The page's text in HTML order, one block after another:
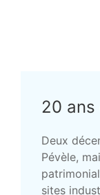
20 ans
Deux
Pévèle,
sites